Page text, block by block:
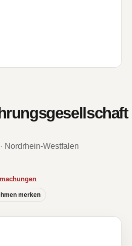
Nordrhein-Westfalen
merken